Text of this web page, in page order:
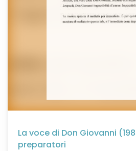
La voce di Don Giovanni
preparatori